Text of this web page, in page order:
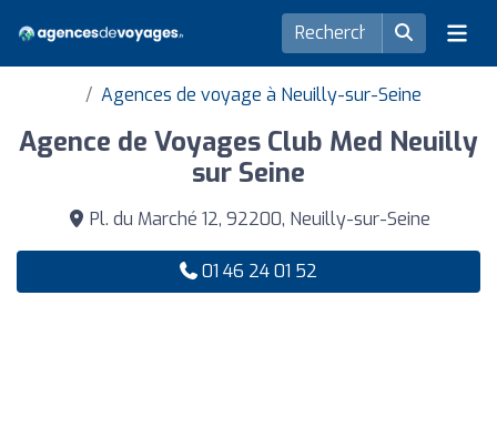
Agences de voyage à Neuilly-sur-Seine
Agence de Voyages Club Med Neuilly
sur Seine
Pl. du Marché 12, 92200, Neuilly-sur-Seine
01 46 24 01 52